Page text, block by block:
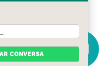
CONVERSA